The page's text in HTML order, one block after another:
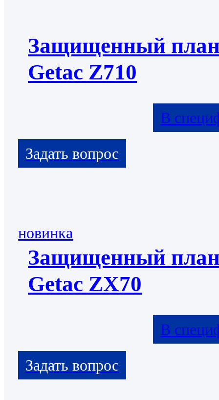
Защищенный
Getac Z710
В
новинка
Защищенный
Getac ZX70
В